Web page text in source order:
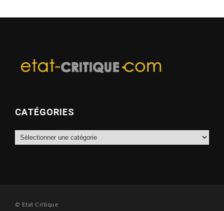
CATÉGORIES
Catégories
© Etat Critique